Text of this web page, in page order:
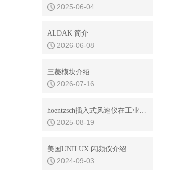
2025-06-04
ALDAK 简介
2026-06-08
三菱模块介绍
2026-07-16
hoentzsch插入式风速仪在工业应用中的重要性与优势
2025-08-19
美国UNILUX 闪频仪介绍
2024-09-03